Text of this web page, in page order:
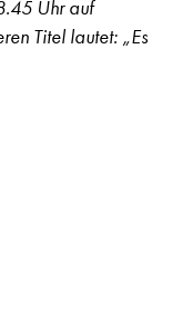
Uhr auf
Titel lautet: „Es